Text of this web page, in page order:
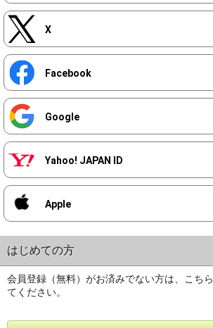
X
Facebook
Google
Yahoo! JAPAN ID
Apple
はじめての方
会員登録（無料）がお済みでない方は、こち
てください。